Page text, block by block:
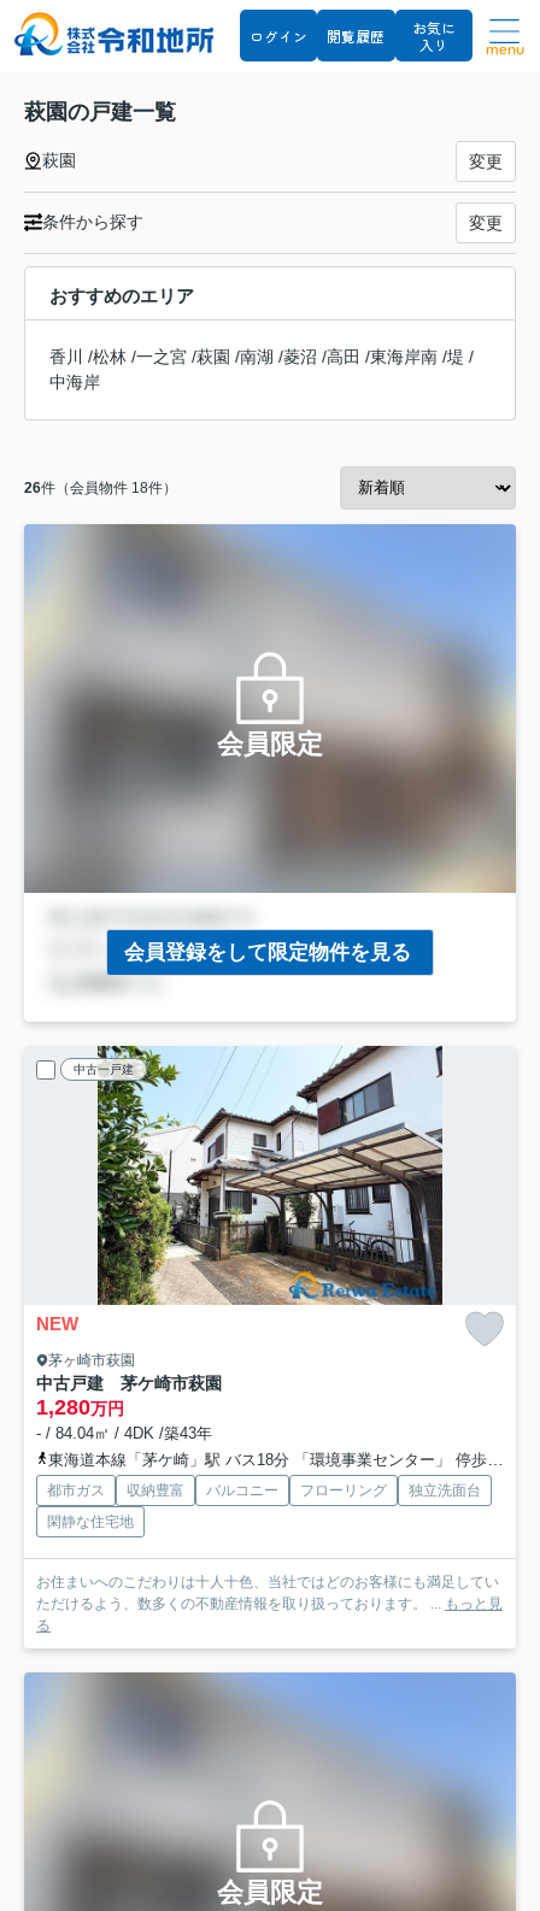
ログイン 閲覧履歴
お気に
入り
menu
萩園の戸建一覧
萩園 変更
条件から探す 変更
おすすめのエリア
香川 /松林 /一之宮 /萩園 /南湖 /菱沼 /高田 /東海岸南 /堤 /
中海岸
26件（会員物件 18件）
会員限定
会員登録をして限定物件を見る
中古一戸建
NEW
茅ヶ崎市萩園
中古戸建 茅ケ崎市萩園
1,280万円
- / 84.04㎡ / 4DK /築43年
東海道本線「茅ケ崎」駅 バス18分 「環境事業センター」 停歩4分
都市ガス 収納豊富 バルコニー フローリング
独立洗面台
閑静な住宅地
お住まいへのこだわりは十人十色、当社ではどのお客様にも満足してい
ただけるよう、数多くの不動産情報を取り扱っております。 ...
もっと見
る
会員限定